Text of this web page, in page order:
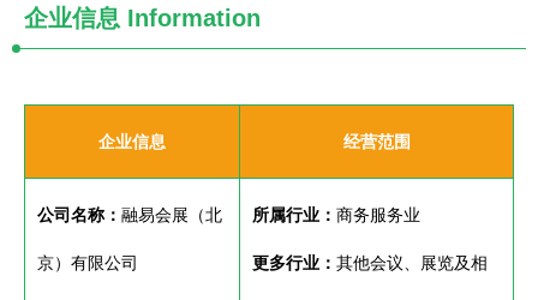
企业信息 Information
企业信息 经营范围
公司名称： 融易会展（北
京）有限公司
所属行业： 商务服务业
更多行业： 其他会议、展览及相